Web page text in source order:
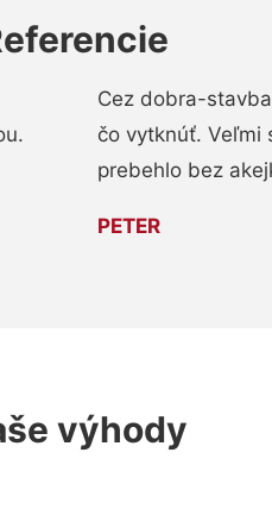
Cez dobra-
čo vytknúť. Veľmi
prebehlo bez
PETER
výhody